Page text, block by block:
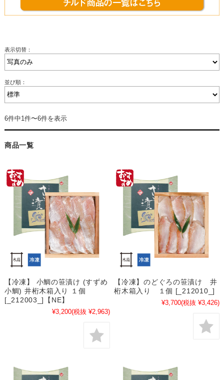
表示切替：
並び順：
6件中1件〜6件を表示
商品一覧
【冷凍】 小鯛の笹漬け (すずめ
小鯛) 井桁木箱入り １個
[_212003_]【NE】
¥3,200(税抜 ¥2,963)
【冷凍】のどぐろの笹漬け 井
桁木箱入り １個 [_212010_]
¥3,700(税抜 ¥3,426)